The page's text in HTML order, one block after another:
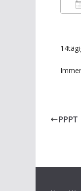
PPPT